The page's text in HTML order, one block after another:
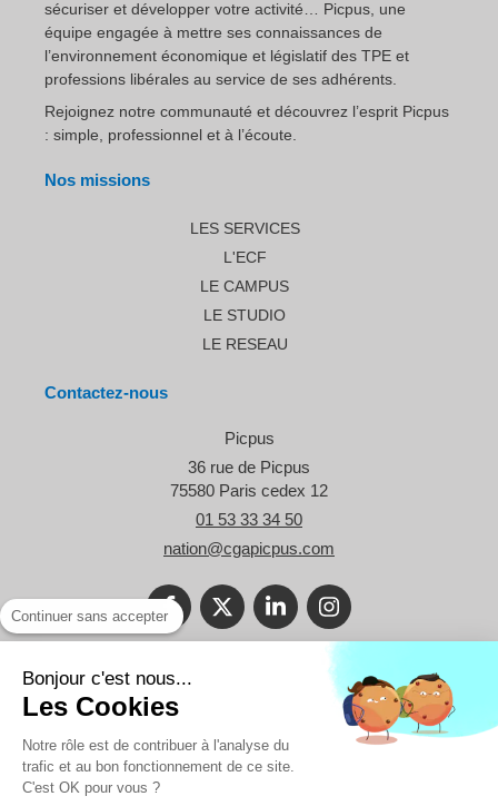
sécuriser et développer votre activité… Picpus, une
équipe engagée à mettre ses connaissances de
l’environnement économique et législatif des TPE et
professions libérales au service de ses adhérents.
Rejoignez notre communauté et découvrez l’esprit Picpus
: simple, professionnel et à l’écoute.
Nos missions
LES SERVICES
L'ECF
LE CAMPUS
LE STUDIO
LE RESEAU
Contactez-nous
Picpus
36 rue de Picpus
75580 Paris cedex 12
01 53 33 34 50
nation@cgapicpus.com
©2021 Le Blog Picpus - Spécialiste des problématiques des TPE et
des professionnels libéraux.
Continuer sans accepter
Bonjour c'est nous...
Les Cookies
Notre rôle est de contribuer à l'analyse du
trafic et au bon fonctionnement de ce site.
C'est OK pour vous ?